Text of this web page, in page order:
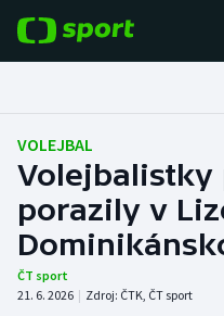
Fotbal
Hokej
Tenis
Atletika
VOLEJBAL
Volejbalistky
porazily v
ČT sport
21. 6. 2026 | Zdroj: ČTK, ČT sport